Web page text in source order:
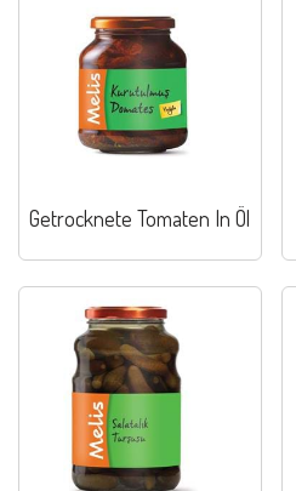
Getrocknete Tomaten In Öl